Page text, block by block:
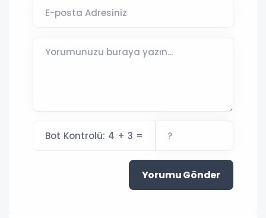
Bot Kontrolü: 4 + 3 =
Yorumu Gönder